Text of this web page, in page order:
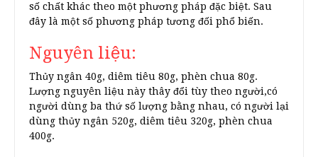
số chất khác theo một phương pháp đặc biệt. Sau
đây là một số phương pháp tương đối phổ biến.
Nguyên liệu:
Thủy ngân 40g, diêm tiêu 80g, phèn chua 80g.
Lượng nguyên liệu này thây đổi tùy theo người,có
người dùng ba thứ số lượng bằng nhau, có người lại
dùng thủy ngân 520g, diêm tiêu 320g, phèn chua
400g.